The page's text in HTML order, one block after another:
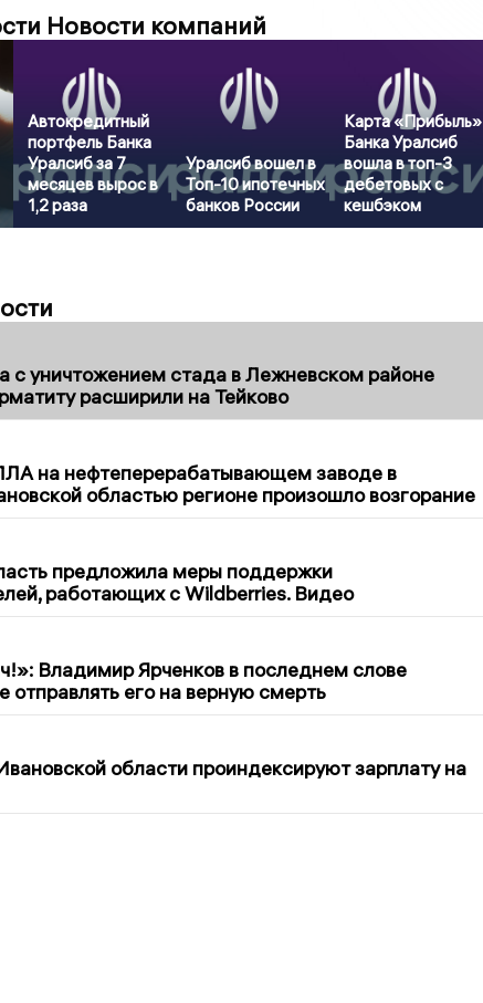
Новости компаний
Автокредитный
портфель Банка
Уралсиб за 7
месяцев вырос в
1,2 раза
Уралсиб вошел в
Топ-10 ипотечных
банков России
Карта «Прибыль»
Банка Уралсиб
вошла в топ-3
дебетовых с
кешбэком
с уничтожением стада в Лежневском районе
расширили на Тейково
на нефтеперерабатывающем заводе в
областью регионе произошло возгорание
предложила меры поддержки
работающих с Wildberries. Видео
Владимир Ярченков в последнем слове
отправлять его на верную смерть
области проиндексируют зарплату на